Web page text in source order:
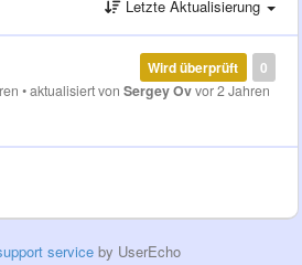
Letzte Aktualisierung
0
Wird überprüft
•aktualisiert vonSergey Ovvor 2 Jahren
service by UserEcho